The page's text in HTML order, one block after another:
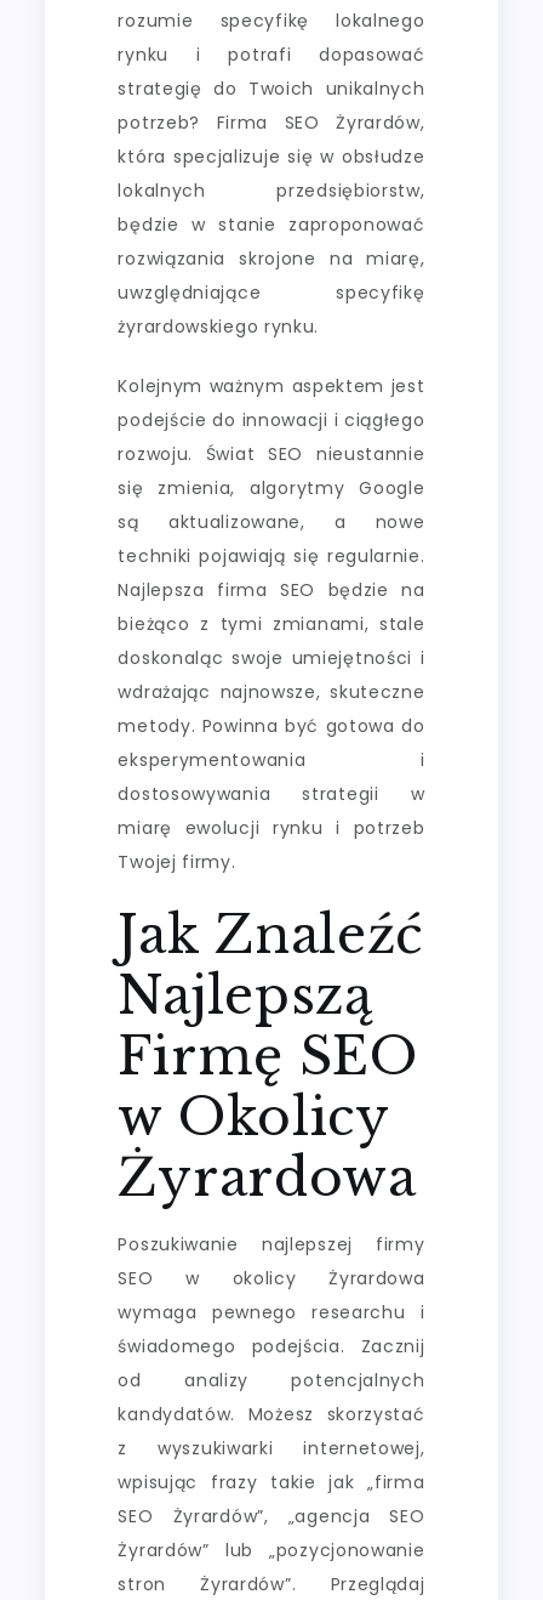
rozumie specyfikę lokalnego
rynku i potrafi dopasować
strategię do Twoich unikalnych
potrzeb? Firma SEO Żyrardów,
która specjalizuje się w obsłudze
lokalnych przedsiębiorstw,
będzie w stanie zaproponować
rozwiązania skrojone na miarę,
uwzględniające specyfikę
żyrardowskiego rynku.
Kolejnym ważnym aspektem jest
podejście do innowacji i ciągłego
rozwoju. Świat SEO nieustannie
się zmienia, algorytmy Google
są aktualizowane, a nowe
techniki pojawiają się regularnie.
Najlepsza firma SEO będzie na
bieżąco z tymi zmianami, stale
doskonaląc swoje umiejętności i
wdrażając najnowsze, skuteczne
metody. Powinna być gotowa do
eksperymentowania i
dostosowywania strategii w
miarę ewolucji rynku i potrzeb
Twojej firmy.
Jak Znaleźć
Najlepszą
Firmę SEO
w Okolicy
Żyrardowa
Poszukiwanie najlepszej firmy
SEO w okolicy Żyrardowa
wymaga pewnego researchu i
świadomego podejścia. Zacznij
od analizy potencjalnych
kandydatów. Możesz skorzystać
z wyszukiwarki internetowej,
wpisując frazy takie jak „firma
SEO Żyrardów”, „agencja SEO
Żyrardów” lub „pozycjonowanie
stron Żyrardów”. Przeglądaj